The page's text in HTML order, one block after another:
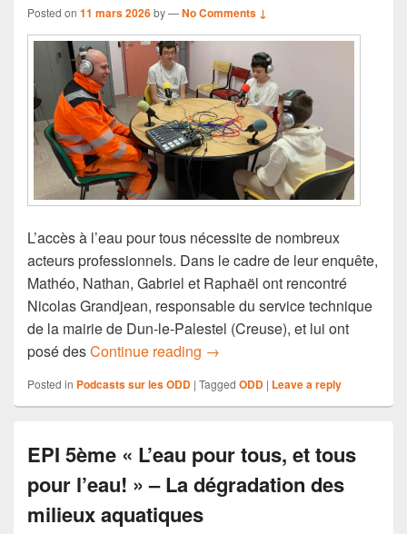
Posted on 11 mars 2026by—No Comments ↓
L’accès à l’eau pour tous nécessite de nombreux
acteurs professionnels. Dans le cadre de leur enquête,
Mathéo, Nathan, Gabriel et Raphaël ont rencontré
Nicolas Grandjean, responsable du service technique
de la mairie de Dun-le-Palestel (Creuse), et lui ont
posé desContinue reading EPI 5ème « L’eau pour tous,
→
Posted in Podcasts sur les ODD | Tagged ODD | Leave a reply
EPI 5ème « L’eau pour tous, et tous
pour l’eau! » – La dégradation des
milieux aquatiques